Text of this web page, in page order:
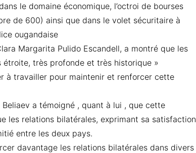
le domaine économique, l’octroi de bourses
de 600) ainsi que dans le volet sécuritaire à
ougandaise
Margarita Pulido Escandell, a montré que les
très profonde et très historique »
à travailler pour maintenir et renforcer cette
Beliaev a témoigné , quant à lui , que cette
les relations bilatérales, exprimant sa satisfaction
entre les deux pays.
davantage les relations bilatérales dans divers